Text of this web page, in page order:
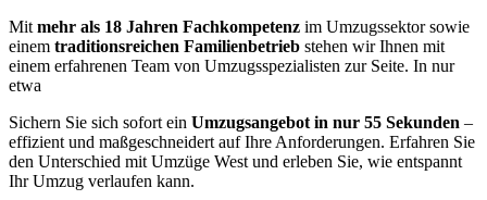
Mit mehr als 18 Jahren Fachkompetenz im Umzugssektor sowie
einem traditionsreichen Familienbetrieb stehen wir Ihnen mit
einem erfahrenen Team von Umzugsspezialisten zur Seite. In nur
etwa
Sichern Sie sich sofort ein Umzugsangebot in nur 55 Sekunden –
effizient und maßgeschneidert auf Ihre Anforderungen. Erfahren Sie
den Unterschied mit Umzüge West und erleben Sie, wie entspannt
Ihr Umzug verlaufen kann.